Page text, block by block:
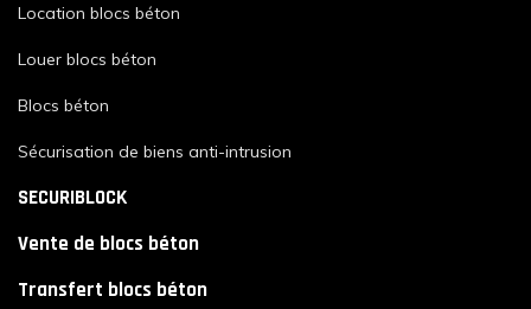
Location blocs béton
Louer blocs béton
Blocs béton
Sécurisation de biens anti-intrusion
SECURIBLOCK
Vente de blocs béton
Transfert blocs béton